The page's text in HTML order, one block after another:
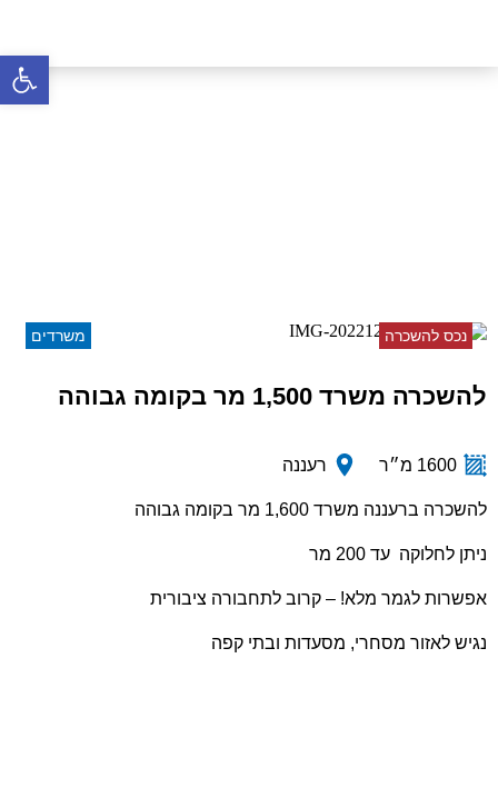
משרדים נכס להשכרה
להשכרה משרד 1,500 מר בקומה גבוהה
1600 מ״ר רעננה
להשכרה ברעננה משרד 1,600 מר בקומה גבוהה
ניתן לחלוקה עד 200 מר
אפשרות לגמר מלא! – קרוב לתחבורה ציבורית
נגיש לאזור מסחרי, מסעדות ובתי קפה
פתח